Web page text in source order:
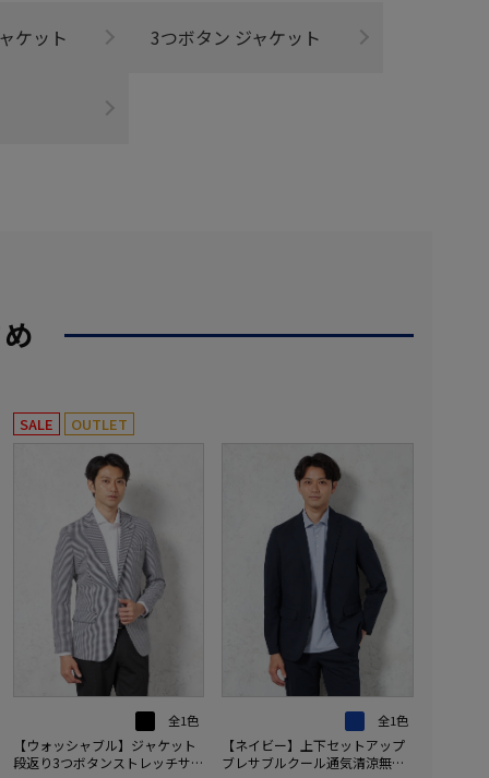
ケット 3つボタン ジャケット
SALE OUTLET
全1色
【ウォッシャブル】ジャケット
段返り3つボタンストレッチサッ
全1色
【ネイビー】上下セットアップ
ブレサブルクール通気清涼無地